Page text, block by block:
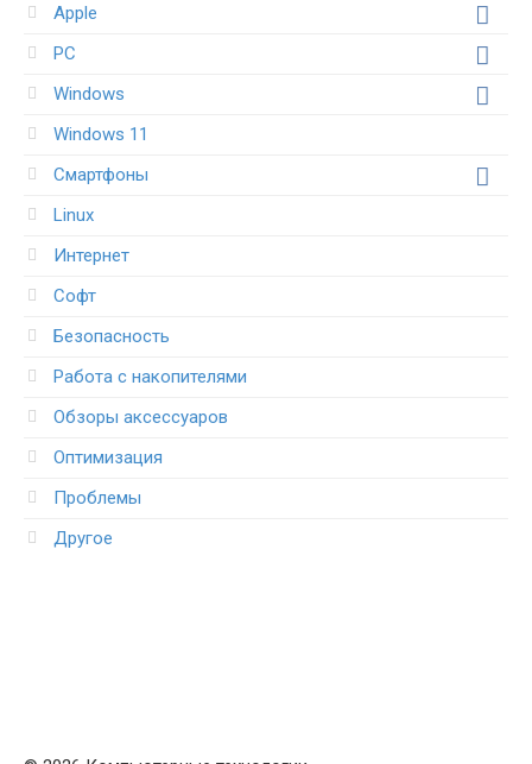
Apple
PC
Windows
Windows 11
Смартфоны
Linux
Интернет
Софт
Безопасность
Работа с накопителями
Обзоры аксессуаров
Оптимизация
Проблемы
Другое